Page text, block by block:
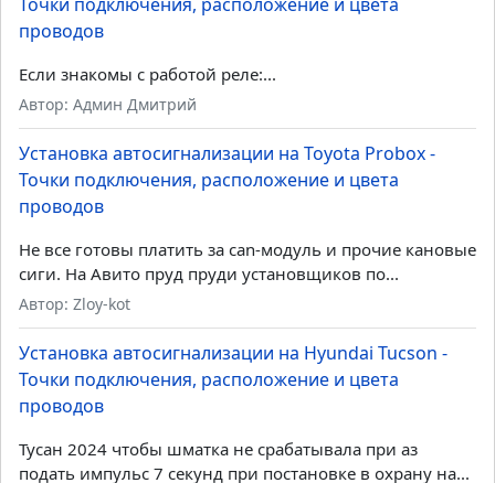
Последние комментарии
Установка автосигнализации на Daihatsu Mira -
проводов
Если знакомы с работой реле:...
Автор: Админ Дмитрий
Установка автосигнализации на Toyota Probox -
Точки подключения, расположение и цвета